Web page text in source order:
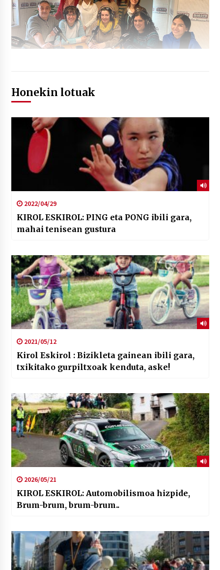
Honekin lotuak
2022/04/29
KIROL ESKIROL: PING eta PONG ibili gara,
mahai tenisean gustura
2021/05/12
Kirol Eskirol : Bizikleta gainean ibili gara,
txikitako gurpiltxoak kenduta, aske!
2026/05/21
KIROL ESKIROL: Automobilismoa hizpide,
Brum-brum, brum-brum..